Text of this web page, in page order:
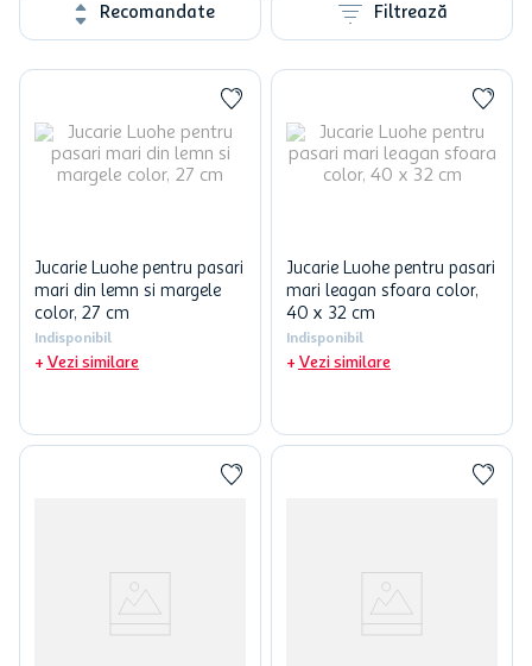
Recomandate Filtrează
Jucarie Luohe pentru pasari
mari din lemn si margele
color, 27 cm
Indisponibil
Vezi similare
Jucarie Luohe pentru pasari
mari leagan sfoara color,
40 x 32 cm
Indisponibil
Vezi similare